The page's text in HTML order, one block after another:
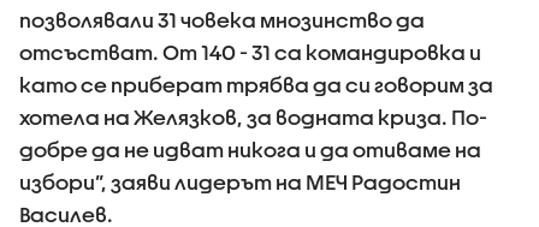
позволявали 31 човека мнозинство да
отсъстват. От 140 - 31 са командировка и
като се приберат трябва да си говорим за
хотела на Желязков, за водната криза. По-
добре да не идват никога и да отиваме на
избори”, заяви лидерът на МЕЧ Радостин
Василев.